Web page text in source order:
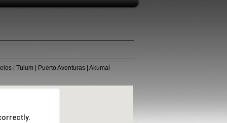
| Tulum| Puerto Aventuras| Akumal